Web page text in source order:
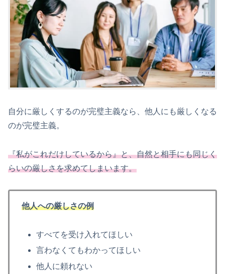
自分に厳しくするのが完璧主義なら、他人にも厳しくなる
のが完璧主義。
『私がこれだけしているから』と、自然と相手にも同じく
らいの厳しさを求めてしまいます。
他人への厳しさの例
すべてを受け入れてほしい
言わなくてもわかってほしい
他人に頼れない